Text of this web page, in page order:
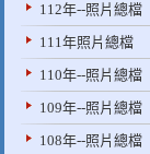
112年--照片總檔
111年照片總檔
110年--照片總檔
109年--照片總檔
108年--照片總檔